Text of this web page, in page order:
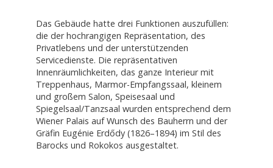
Das Gebäude hatte drei Funktionen auszufüllen:
die der hochrangigen Repräsentation, des
Privatlebens und der unterstützenden
Servicedienste. Die repräsentativen
Innenräumlichkeiten, das ganze Interieur mit
Treppenhaus, Marmor-Empfangssaal, kleinem
und großem Salon, Speisesaal und
Spiegelsaal/Tanzsaal wurden entsprechend dem
Wiener Palais auf Wunsch des Bauherrn und der
Gräfin Eugénie Erdődy (1826–1894) im Stil des
Barocks und Rokokos ausgestaltet.